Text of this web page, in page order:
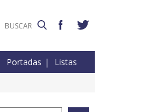
Portadas Listas